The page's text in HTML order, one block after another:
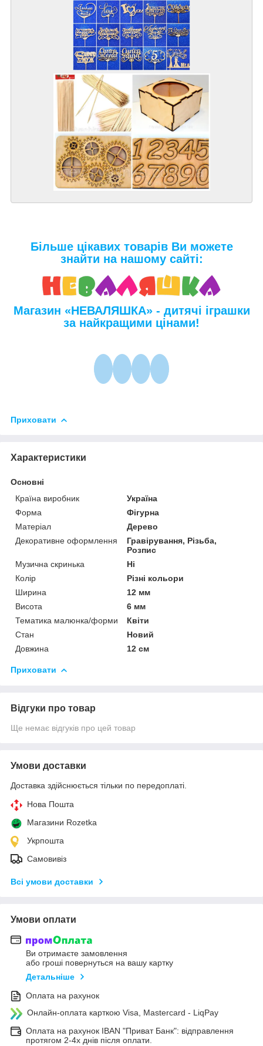
Більше цікавих товарів Ви можете
знайти на нашому сайті:
Магазин «НЕВАЛЯШКА» - дитячі іграшки
за найкращими цінами!
Приховати
Характеристики
Основні
Країна виробник
Україна
Форма
Фігурна
Матеріал
Дерево
Декоративне оформлення
Гравірування, Різьба,
Розпис
Музична скринька
Ні
Колір
Різні кольори
Ширина
12 мм
Висота
6 мм
Тематика малюнка/форми
Квіти
Стан
Новий
Довжина
12 см
Приховати
Відгуки про товар
Ще немає відгуків про цей товар
Умови доставки
Доставка здійснюється тільки по передоплаті.
Нова Пошта
Магазини Rozetka
Укрпошта
Самовивіз
Всі умови доставки
Умови оплати
Ви отримаєте замовлення
або гроші повернуться на вашу картку
Детальніше
Оплата на рахунок
Онлайн-оплата карткою Visa, Mastercard - LiqPay
Оплата на рахунок IBAN "Приват Банк": відправлення
протягом 2-4х днів після оплати.